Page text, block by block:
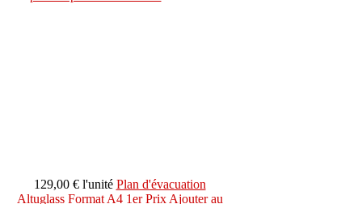
129,00 € l'unité Plan d'évacuation
Altuglass Format A4 1er PrixAjouter au